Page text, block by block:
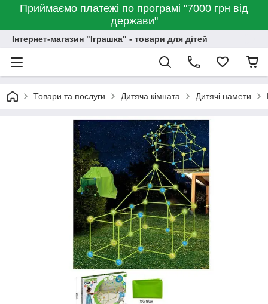
Приймаємо платежі по програмі "7000 грн від
держави"
Інтернет-магазин "Іграшка" - товари для дітей
Товари та послуги Дитяча кімната Дитячі намети